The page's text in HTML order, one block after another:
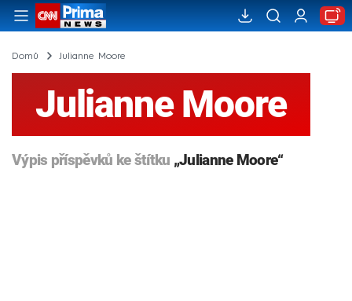
Domů Julianne Moore
Julianne Moore
Výpis příspěvků ke štítku „Julianne Moore“